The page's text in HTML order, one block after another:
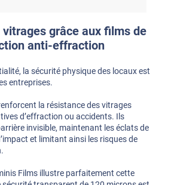
grâce aux films de
anti-effraction
la sécurité physique des locaux est
entreprises.
la résistance des vitrages
d’effraction ou accidents. Ils
invisible, maintenant les éclats de
et limitant ainsi les risques de
Films illustre parfaitement cette